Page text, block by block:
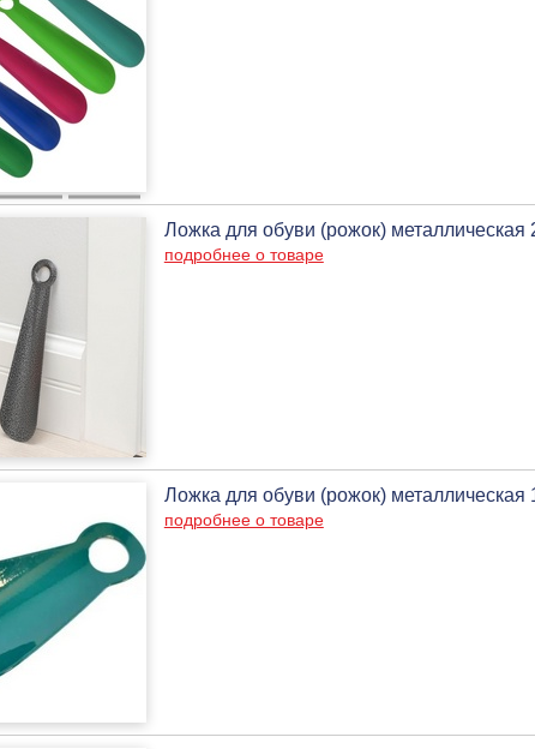
Ложка для обуви (рожок) металлическая
подробнее о товаре
Ложка для обуви (рожок) металлическая
подробнее о товаре